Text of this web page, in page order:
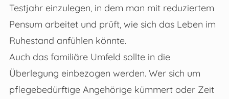
Testjahr einzulegen, in dem man mit reduziertem
Pensum arbeitet und prüft, wie sich das Leben im
Ruhestand anfühlen könnte.
Auch das familiäre Umfeld sollte in die
Überlegung einbezogen werden. Wer sich um
pflegebedürftige Angehörige kümmert oder Zeit